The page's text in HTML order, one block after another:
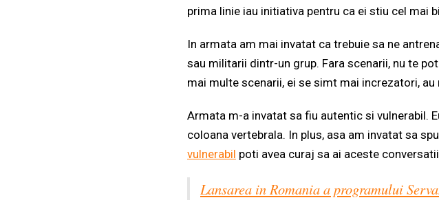
prima linie iau initiativa pentru ca ei stiu cel mai
In armata am mai invatat ca trebuie sa ne
sau militarii dintr-un grup. Fara scenarii, nu te
mai multe scenarii, ei se simt mai increzatori,
Armata m-a invatat sa fiu autentic si vulnerabil.
coloana vertebrala. In plus, asa am invatat sa
vulnerabil poti avea curaj sa ai aceste
Lansarea in Romania a programului